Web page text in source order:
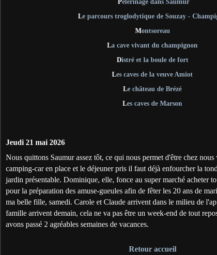
Pèlerinage dans Saumur
Le parcours troglodytique de Souzay -
Montsoreau
La cave vivant du champignon
Distré et la boule de fort
Les caves de la veuve Amiot
Le château de Brézé
Les caves de Marson
Jeudi 21 mai 2026
Nous quittons Saumur assez tôt, ce qui nous permet d'être chez
camping-car en place et le déjeuner pris il faut déjà enfourcher la
jardin présentable. Dominique, elle, fonce au super marché acheter
pour la préparation des amuse-gueules afin de fêter les 20 ans de
ma belle fille, samedi. Carole et Claude arrivent dans le milieu de
famille arrivent demain, cela ne va pas être un week-end de tout
avons passé 2 agréables semaines de vacances.
Retour accueil